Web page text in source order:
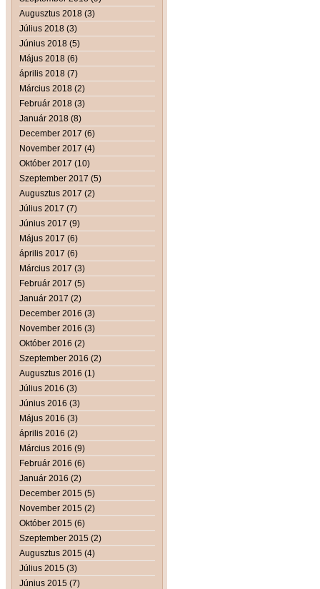
Augusztus 2018 (3)
Július 2018 (3)
Június 2018 (5)
Május 2018 (6)
április 2018 (7)
Március 2018 (2)
Február 2018 (3)
Január 2018 (8)
December 2017 (6)
November 2017 (4)
Október 2017 (10)
Szeptember 2017 (5)
Augusztus 2017 (2)
Július 2017 (7)
Június 2017 (9)
Május 2017 (6)
április 2017 (6)
Március 2017 (3)
Február 2017 (5)
Január 2017 (2)
December 2016 (3)
November 2016 (3)
Október 2016 (2)
Szeptember 2016 (2)
Augusztus 2016 (1)
Július 2016 (3)
Június 2016 (3)
Május 2016 (3)
április 2016 (2)
Március 2016 (9)
Február 2016 (6)
Január 2016 (2)
December 2015 (5)
November 2015 (2)
Október 2015 (6)
Szeptember 2015 (2)
Augusztus 2015 (4)
Július 2015 (3)
Június 2015 (7)